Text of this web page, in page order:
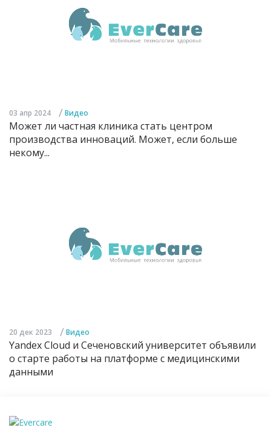
03 апр 2024 / Видео
Может ли частная клиника стать центром
производства инноваций. Может, если больше
некому...
20 дек 2023 / Видео
Yandex Cloud и Сеченовский университет объявили
о старте работы на платформе с медицинскими
данными